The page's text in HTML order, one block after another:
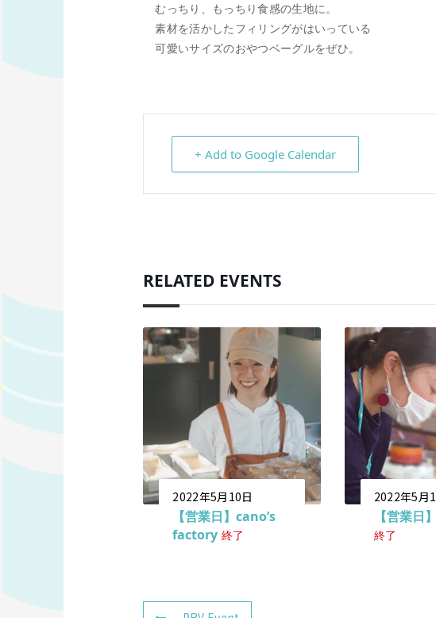
むっちり、もっちり食感の生地に。
素材を活かしたフィリングがはいっている
可愛いサイズのおやつベーグルをぜひ。
+ Add to Google Calendar
RELATED EVENTS
2022年5月10日
【営業日】cano’s
factory 終了
2022年5月
【営業
終了